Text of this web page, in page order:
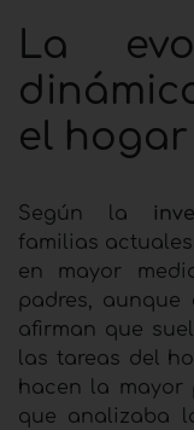
La
el hogar
Según la
familias
en mayor
padres, aunque
afirman que
las tareas del
hacen la mayor
que analizaba